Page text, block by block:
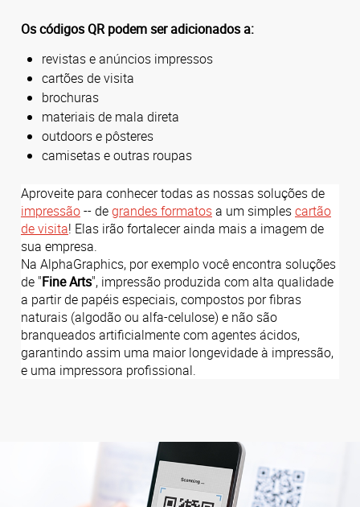
Os códigos QR podem ser adicionados a:
revistas e anúncios impressos
cartões de visita
brochuras
materiais de mala direta
outdoors e pôsteres
camisetas e outras roupas
Aproveite para conhecer todas as nossas soluções de
impressão-- degrandes formatosa um simplescartão
de visita! Elas irão fortalecer ainda mais a imagem de
sua empresa.
Na AlphaGraphics, por exemplo você encontra soluções
de "Fine Arts", impressão produzida com alta qualidade
a partir de papéis especiais, compostos por fibras
naturais (algodão ou alfa-celulose) e não são
branqueados artificialmente com agentes ácidos,
garantindo assim uma maior longevidade à impressão,
e uma impressora profissional.